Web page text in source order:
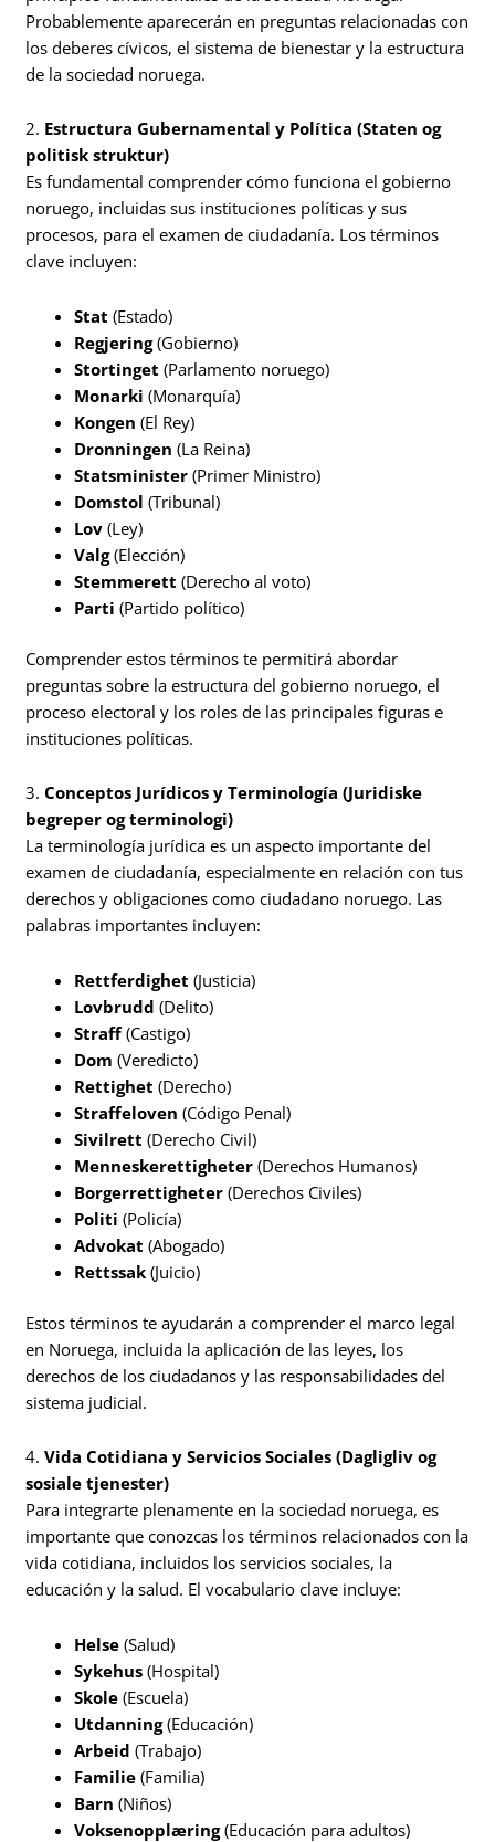
Probablemente aparecerán en preguntas relacionadas con
los deberes cívicos, el sistema de bienestar y la estructura
de la sociedad noruega.
2. Estructura Gubernamental y Política (Staten og
politisk struktur)
Es fundamental comprender cómo funciona el gobierno
noruego, incluidas sus instituciones políticas y sus
procesos, para el examen de ciudadanía. Los términos
clave incluyen:
Stat (Estado)
Regjering(Gobierno)
Stortinget (Parlamento noruego)
Monarki (Monarquía)
Kongen (El Rey)
Dronningen (La Reina)
Statsminister (Primer Ministro)
Domstol (Tribunal)
Lov (Ley)
Valg(Elección)
Stemmerett (Derecho al voto)
Parti (Partido político)
Comprender estos términos te permitirá abordar
preguntas sobre la estructura del gobierno noruego, el
proceso electoral y los roles de las principales figuras e
instituciones políticas.
3.Conceptos Jurídicos y Terminología (Juridiske
begreper og terminologi)
La terminología jurídica es un aspecto importante del
examen de ciudadanía, especialmente en relación con tus
derechos y obligaciones como ciudadano noruego. Las
palabras importantes incluyen:
Rettferdighet (Justicia)
Lovbrudd (Delito)
Straff(Castigo)
Dom (Veredicto)
Rettighet (Derecho)
Straffeloven (Código Penal)
Sivilrett (Derecho Civil)
Menneskerettigheter (Derechos Humanos)
Borgerrettigheter (Derechos Civiles)
Politi (Policía)
Advokat (Abogado)
Rettssak (Juicio)
Estos términos te ayudarán a comprender el marco legal
en Noruega, incluida la aplicación de las leyes, los
derechos de los ciudadanos y las responsabilidades del
sistema judicial.
4.Vida Cotidiana y Servicios Sociales (Dagligliv og
sosiale tjenester)
Para integrarte plenamente en la sociedad noruega, es
importante que conozcas los términos relacionados con la
vida cotidiana, incluidos los servicios sociales, la
educación y la salud. El vocabulario clave incluye:
Helse (Salud)
Sykehus (Hospital)
Skole (Escuela)
Utdanning(Educación)
Arbeid (Trabajo)
Familie (Familia)
Barn (Niños)
Voksenopplæring(Educación para adultos)